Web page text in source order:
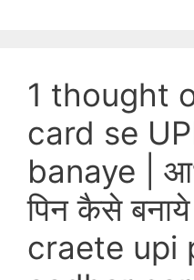
1 thought
card se
banaye |
पिन कैसे
craete upi